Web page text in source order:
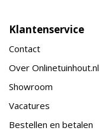
Klantenservice
Contact
Over Onlinetuinhout.nl
Showroom
Vacatures
Bestellen en betalen